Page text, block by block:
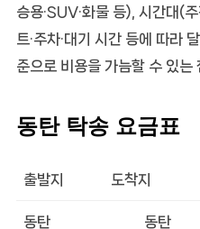
승용·SUV·화물 등), 시간대(
트·주차·대기 시간 등에 따라
준으로 비용을 가늠할 수 있는
동탄 탁송 요금표
출발지 도착지
동탄 동탄